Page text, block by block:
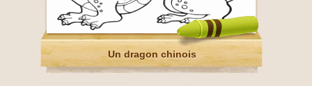
Un dragon chinois